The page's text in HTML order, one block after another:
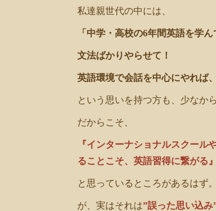
私達親世代の中には、
「中学・高校の6年間英語を学
文法ばかりやらせて！
英語環境で会話を中心にやれば
という思いを持つ方も、少なか
だからこそ、
『インターナショナルスクー
ることこそ、英語習得に繋がる』
と思っているところがあるはず。
が、実はそれは”誤った思い込み